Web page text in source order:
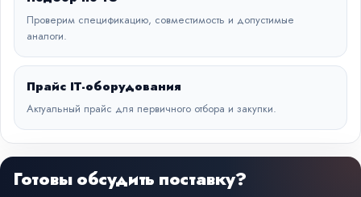
Проверим спецификацию, совместимость и допустимые
аналоги.
Прайс IT-оборудования
Актуальный прайс для первичного отбора и закупки.
Готовы обсудить поставку?